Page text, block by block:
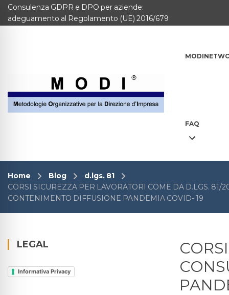
MODINETWORK
Chi Siamo
Corsi
Blog e info
Consulenza GDPR e DPO per aziende:
adeguamento al Regolamento (UE) 2016/679
FAQ
Home Blog
d.lgs. 81
CORSI SICUREZZA PER LAVORATORI COME DA D.LGS.
CONTENIMENTO DIFFUSIONE PANDEMIA COVID- 19
LEGAL
Informativa Privacy